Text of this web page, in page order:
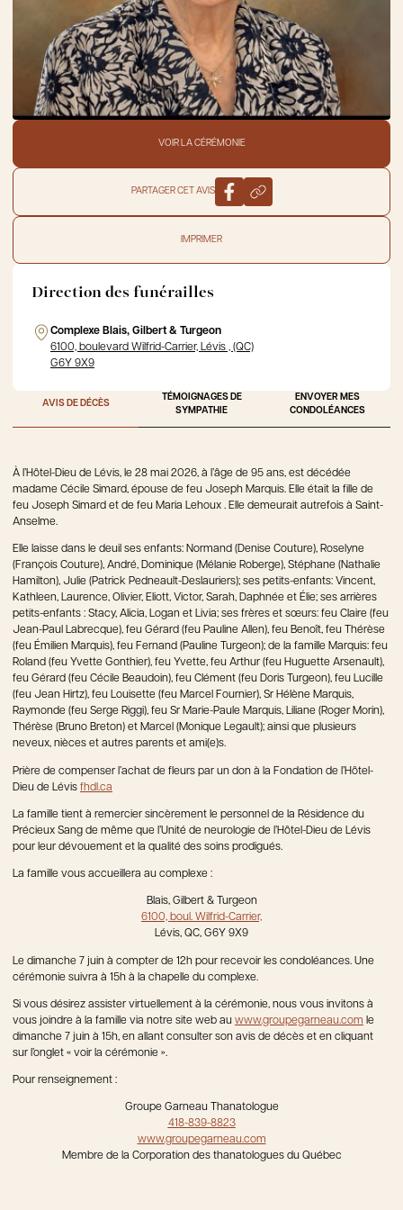
VOIR LA CÉRÉMONIE
PARTAGER CET AVIS
IMPRIMER
Direction des funérailles
Complexe Blais, Gilbert & Turgeon
6100, boulevard Wilfrid-Carrier, Lévis , (QC)
G6Y 9X9
AVIS DE DÉCÈS
TÉMOIGNAGES DE
SYMPATHIE
ENVOYER MES
CONDOLÉANCES
À l’Hôtel-Dieu de Lévis, le 28 mai 2026, à l’âge de 95 ans, est décédée
madame Cécile Simard, épouse de feu Joseph Marquis. Elle était la fille de
feu Joseph Simard et de feu Maria Lehoux . Elle demeurait autrefois à Saint-
Anselme.
Elle laisse dans le deuil ses enfants: Normand (Denise Couture), Roselyne
(François Couture), André, Dominique (Mélanie Roberge), Stéphane (Nathalie
Hamilton), Julie (Patrick Pedneault-Deslauriers); ses petits-enfants: Vincent,
Kathleen, Laurence, Olivier, Eliott, Victor, Sarah, Daphnée et Élie; ses arrières
petits-enfants : Stacy, Alicia, Logan et Livia; ses frères et sœurs: feu Claire (feu
Jean-Paul Labrecque), feu Gérard (feu Pauline Allen), feu Benoît, feu Thérèse
(feu Émilien Marquis), feu Fernand (Pauline Turgeon); de la famille Marquis: feu
Roland (feu Yvette Gonthier), feu Yvette, feu Arthur (feu Huguette Arsenault),
feu Gérard (feu Cécile Beaudoin), feu Clément (feu Doris Turgeon), feu Lucille
(feu Jean Hirtz), feu Louisette (feu Marcel Fournier), Sr Hélène Marquis,
Raymonde (feu Serge Riggi), feu Sr Marie-Paule Marquis, Liliane (Roger Morin),
Thérèse (Bruno Breton) et Marcel (Monique Legault); ainsi que plusieurs
neveux, nièces et autres parents et ami(e)s.
Prière de compenser l’achat de fleurs par un don à la Fondation de l’Hôtel-
Dieu de Lévis fhdl.ca
La famille tient à remercier sincèrement le personnel de la Résidence du
Précieux Sang de même que l’Unité de neurologie de l’Hôtel-Dieu de Lévis
pour leur dévouement et la qualité des soins prodigués.
La famille vous accueillera au complexe :
Blais, Gilbert & Turgeon
6100, boul. Wilfrid-Carrier,
Lévis, QC, G6Y 9X9
Le dimanche 7 juin à compter de 12h pour recevoir les condoléances. Une
cérémonie suivra à 15h à la chapelle du complexe.
Si vous désirez assister virtuellement à la cérémonie, nous vous invitons à
vous joindre à la famille via notre site web au www.groupegarneau.com le
dimanche 7 juin à 15h, en allant consulter son avis de décès et en cliquant
sur l’onglet « voir la cérémonie ».
Pour renseignement :
Groupe Garneau Thanatologue
418-839-8823
www.groupegarneau.com
Membre de la Corporation des thanatologues du Québec